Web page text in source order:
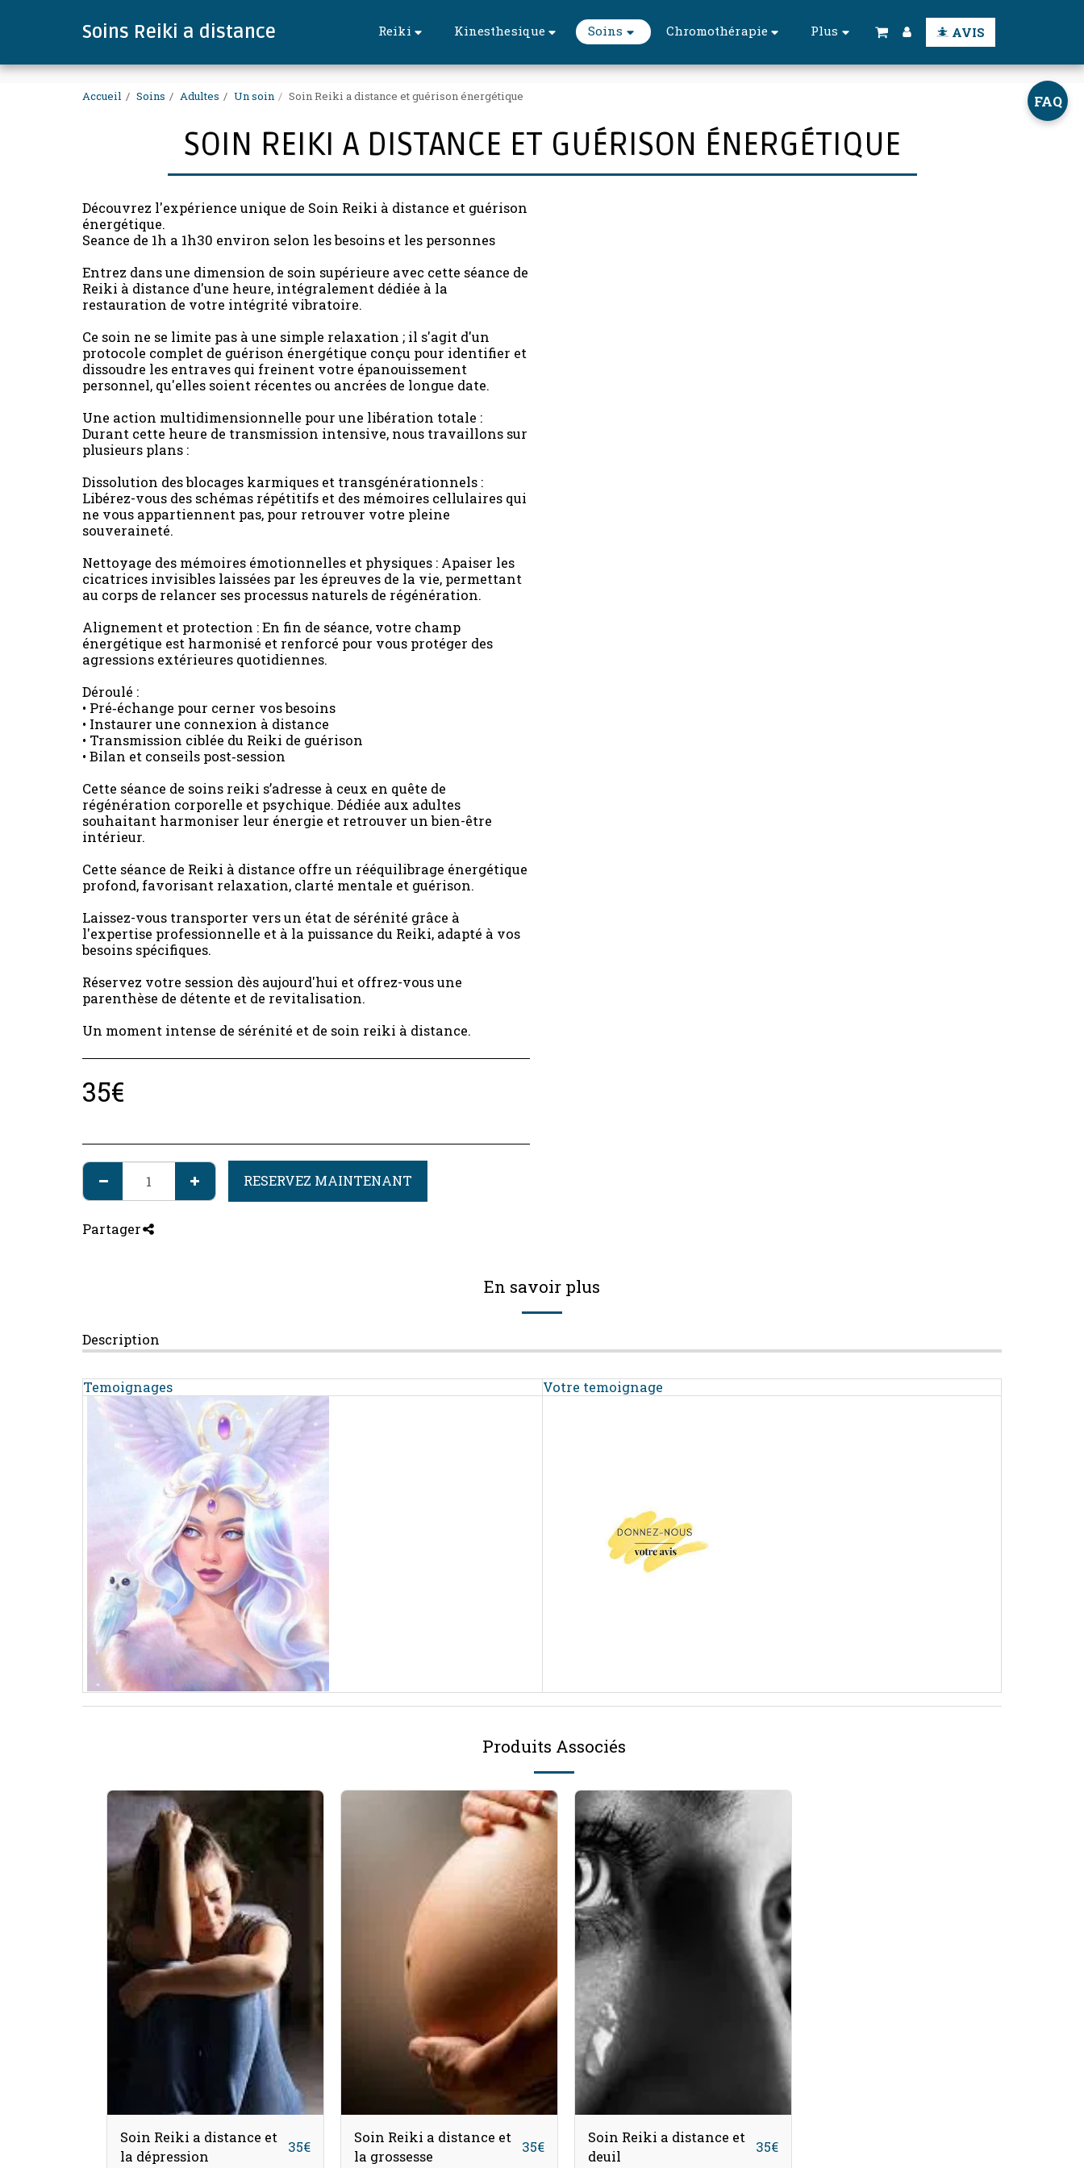
FAQ
Soins Reiki a distance Reiki Kinesthesique Soins Chromothérapie Plus AVIS
Accueil Soins Adultes Un soin Soin Reiki a distance et guérison énergétique
SOIN REIKI A DISTANCE ET GUÉRISON ÉNERGÉTIQUE
Découvrez l'expérience unique de Soin Reiki à distance et guérison
énergétique.
Seance de 1h a 1h30 environ selon les besoins et les personnes
Entrez dans une dimension de soin supérieure avec cette séance de
Reiki à distance d'une heure, intégralement dédiée à la
restauration de votre intégrité vibratoire.
Ce soin ne se limite pas à une simple relaxation ; il s'agit d'un
protocole complet de guérison énergétique conçu pour identifier et
dissoudre les entraves qui freinent votre épanouissement
personnel, qu'elles soient récentes ou ancrées de longue date.
Une action multidimensionnelle pour une libération totale :
Durant cette heure de transmission intensive, nous travaillons sur
plusieurs plans :
Dissolution des blocages karmiques et transgénérationnels :
Libérez-vous des schémas répétitifs et des mémoires cellulaires qui
ne vous appartiennent pas, pour retrouver votre pleine
souveraineté.
Nettoyage des mémoires émotionnelles et physiques : Apaiser les
cicatrices invisibles laissées par les épreuves de la vie, permettant
au corps de relancer ses processus naturels de régénération.
Alignement et protection : En fin de séance, votre champ
énergétique est harmonisé et renforcé pour vous protéger des
agressions extérieures quotidiennes.
Déroulé :
• Pré‑échange pour cerner vos besoins
• Instaurer une connexion à distance
• Transmission ciblée du Reiki de guérison
• Bilan et conseils post‑session
Cette séance de soins reiki s’adresse à ceux en quête de
régénération corporelle et psychique. Dédiée aux adultes
souhaitant harmoniser leur énergie et retrouver un bien-être
intérieur.
Cette séance de Reiki à distance offre un rééquilibrage énergétique
profond, favorisant relaxation, clarté mentale et guérison.
Laissez-vous transporter vers un état de sérénité grâce à
l'expertise professionnelle et à la puissance du Reiki, adapté à vos
besoins spécifiques.
Réservez votre session dès aujourd'hui et offrez-vous une
parenthèse de détente et de revitalisation.
Un moment intense de sérénité et de soin reiki à distance.
35€
RESERVEZ MAINTENANT
Partager
En savoir plus
Description
Temoignages Votre temoignage
Produits Associés
Soin Reiki a distance et
la dépression
35€
Soin Reiki a distance et
la grossesse
35€
Soin Reiki a distance et
deuil
35€